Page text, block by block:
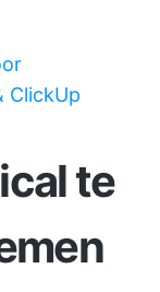
ClickUp
te